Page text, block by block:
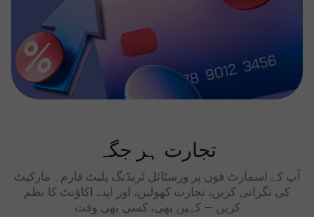
تجارت ہر جگہ
آپ کے اسمارٹ فون پر ورسٹائل ٹریڈنگ پلیٹ فارم۔ مارکیٹ
کی نگرانی کریں، تجارت کھولیں، اور اپنے اکاؤنٹ کا نظم
کریں — کہیں بھی، کسی بھی وقت